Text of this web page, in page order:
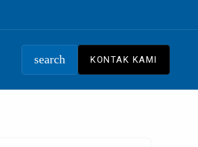
search KONTAK KAMI